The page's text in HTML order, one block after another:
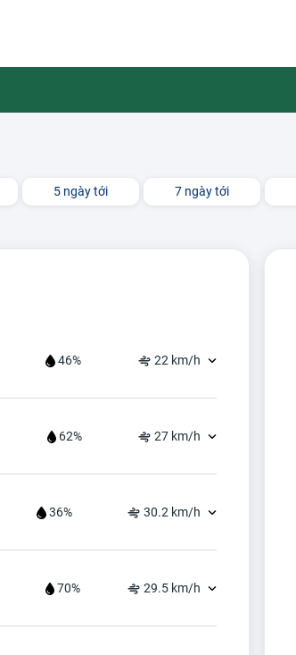
5 ngày tới 7 ngày tới
46% 22 km/h
62% 27 km/h
36% 30.2 km/h
70% 29.5 km/h